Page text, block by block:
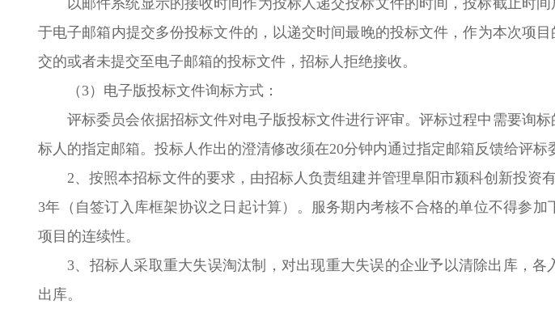
以邮件系统显示的接收时间作为投标人递交投标文件的时间，投标截止时
于电子邮箱内提交多份投标文件的，以递交时间最晚的投标文件，作为本次项
交的或者未提交至电子邮箱的投标文件，招标人拒绝接收。
（3）电子版投标文件询标方式：
评标委员会依据招标文件对电子版投标文件进行评审。评标过程中需要询
标人的指定邮箱。投标人作出的澄清修改须在20分钟内通过指定邮箱反馈给评
2、按照本招标文件的要求，由招标人负责组建并管理阜阳市颍科创新投
3年（自签订入库框架协议之日起计算）。服务期内考核不合格的单位不得参
项目的连续性。
3、招标人采取重大失误淘汰制，对出现重大失误的企业予以清除出库，
出库。